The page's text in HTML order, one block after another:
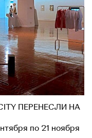
ПЕРЕНЕСЛИ НА
по 21 ноября